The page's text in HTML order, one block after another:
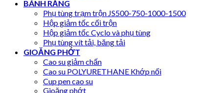
BÁNH RĂNG
Phụ tùng trạm trộn JS500-750-1000-1500
Hộp giảm tốc cối trộn
Hộp giảm tốc Cyclo và phụ tùng
Phụ tùng vít tải, băng tải
GIOĂNG PHỚT
Cao su giảm chấn
Cao su POLYURETHANE Khớp nối
Cup pen cao su
Gioăng phớt